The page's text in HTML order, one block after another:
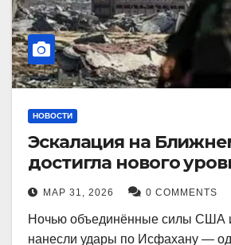
НОВОСТИ
Эскалация на
достигла нового
МАР 31, 2026 0 COMMENTS
Ночью объединённые силы США
нанесли удары по Исфахану —